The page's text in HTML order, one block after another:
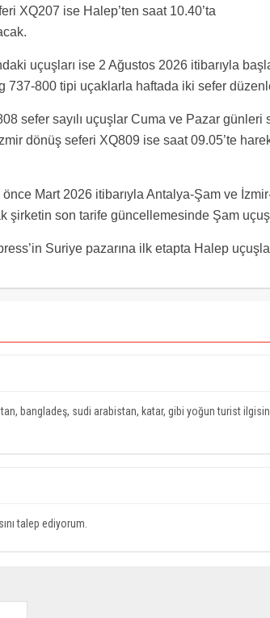
XQ207 ise Halep’ten saat 10.40’ta
uçuşları ise 2 Ağustos 2026 itibarıyla
737-800 tipi uçaklarla haftada iki sefer
sefer sayılı uçuşlar Cuma ve Pazar
dönüş seferi XQ809 ise saat 09.05’te
Mart 2026 itibarıyla Antalya-Şam ve
şirketin son tarife güncellemesinde Şam
Suriye pazarına ilk etapta Halep
bangladeş, sudi arabistan, katar, gibi yoğun turist
talep ediyorum.